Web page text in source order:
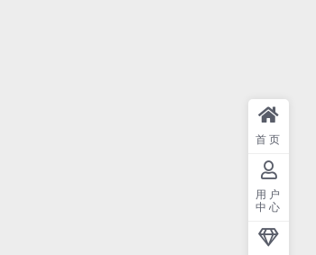
首页
用户
中心